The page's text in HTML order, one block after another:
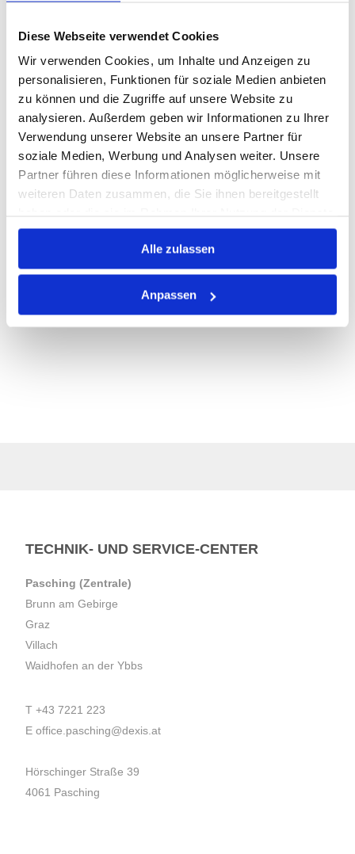
Diese Webseite verwendet Cookies
Wir verwenden Cookies, um Inhalte und Anzeigen zu
personalisieren, Funktionen für soziale Medien anbieten
zu können und die Zugriffe auf unsere Website zu
analysieren. Außerdem geben wir Informationen zu Ihrer
Verwendung unserer Website an unsere Partner für
soziale Medien, Werbung und Analysen weiter. Unsere
Partner führen diese Informationen möglicherweise mit
weiteren Daten zusammen, die Sie ihnen bereitgestellt
gesammelt haben.
Alle zulassen
Anpassen
Nicht auf Lager
Print
PRODUKTBESCHREIBUNG
ALLE SPEZIFIKATIONEN
VARIANTEN
TECHNIK- UND SERVICE-CENTER
Pasching (Zentrale)
Brunn am Gebirge
Graz
Villach
Waidhofen an der Ybbs
T +43 7221 223
E office.pasching@dexis.at
Hörschinger Straße 39
4061 Pasching